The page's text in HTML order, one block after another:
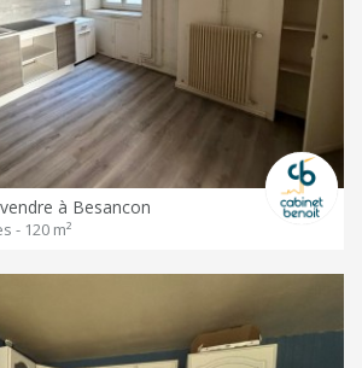
à Besancon
- 120 m²